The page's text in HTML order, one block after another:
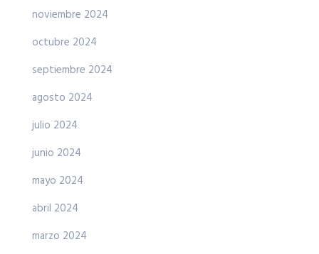
noviembre 2024
octubre 2024
septiembre 2024
agosto 2024
julio 2024
junio 2024
mayo 2024
abril 2024
marzo 2024